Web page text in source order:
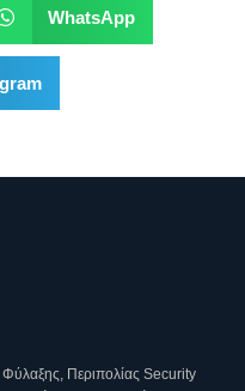
WhatsApp
Περιπολίας Security